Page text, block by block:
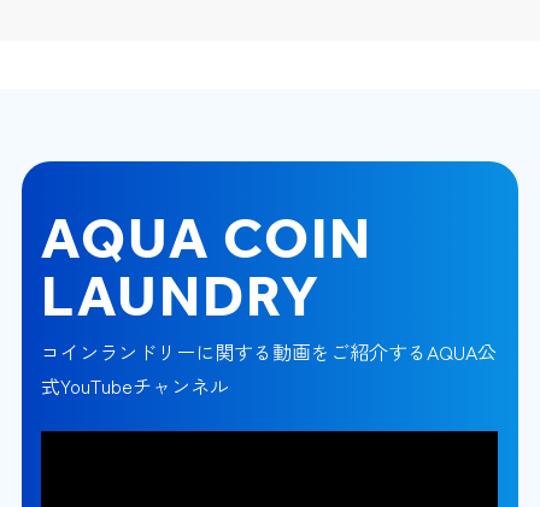
AQUA COIN
LAUNDRY
コインランドリーに関する動画をご紹介するAQUA公
式YouTubeチャンネル